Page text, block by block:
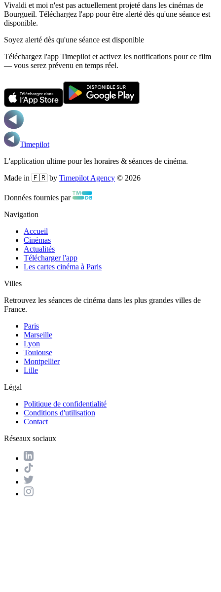
Vivaldi et moi n'est pas actuellement projeté dans les cinémas de
Bourgueil. Téléchargez l'app pour être alerté dès qu'une séance est
disponible.
Soyez alerté dès qu'une séance est disponible
Téléchargez l'app Timepilot et activez les notifications pour ce film
— vous serez prévenu en temps réel.
Timepilot
L'application ultime pour les horaires & séances de cinéma.
Made in 🇫🇷 by Timepilot Agency © 2026
Données fournies par
Navigation
Accueil
Cinémas
Actualités
Télécharger l'app
Les cartes cinéma à Paris
Villes
Retrouvez les séances de cinéma dans les plus grandes villes de
France.
Paris
Marseille
Lyon
Toulouse
Montpellier
Lille
Légal
Politique de confidentialité
Conditions d'utilisation
Contact
Réseaux sociaux